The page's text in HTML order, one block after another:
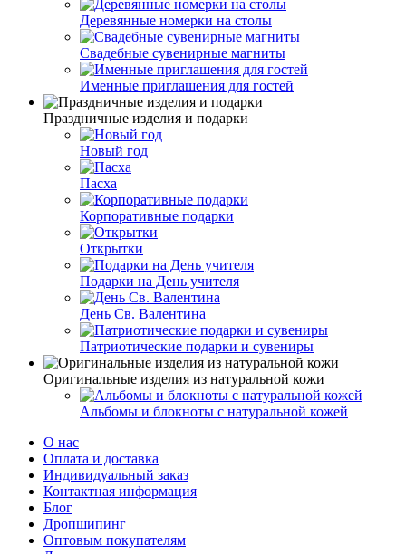
Деревянные номерки на столы
Свадебные сувенирные магниты
Именные приглашения для гостей
Праздничные изделия и подарки
Новый год
Пасха
Корпоративные подарки
Открытки
Подарки на День учителя
День Св. Валентина
Патриотические подарки и сувениры
Оригинальные изделия из натуральной кожи
Альбомы и блокноты с натуральной кожей
О нас
Оплата и доставка
Индивидуальный заказ
Контактная информация
Блог
Дропшипинг
Оптовым покупателям